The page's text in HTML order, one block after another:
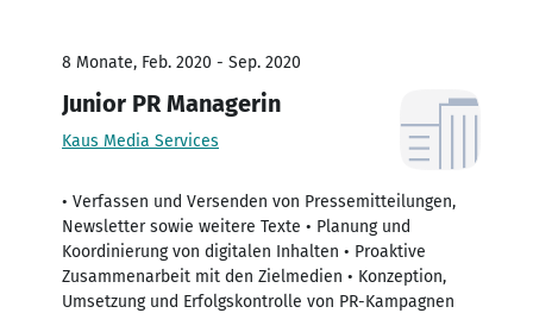
8 Monate, Feb. 2020 - Sep. 2020
Junior PR Managerin
Kaus Media Services
• Verfassen und Versenden von Pressemitteilungen,
Newsletter sowie weitere Texte • Planung und
Koordinierung von digitalen Inhalten • Proaktive
Zusammenarbeit mit den Zielmedien • Konzeption,
Umsetzung und Erfolgskontrolle von PR-Kampagnen